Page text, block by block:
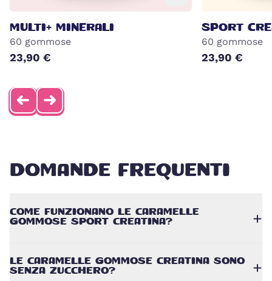
MULTI+ MINERALI
60 gommose
23,90 €
SPORT
60 gommose
23,90 €
DOMANDE FREQUENTI
COME FUNZIONANO LE CARAMELLE
GOMMOSE SPORT CREATINA?
LE CARAMELLE GOMMOSE CREATINA SONO
SENZA ZUCCHERO?